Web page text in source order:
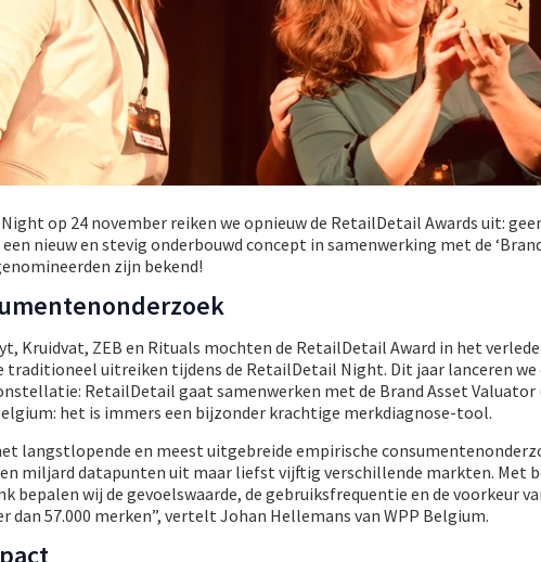
op 24 november reiken we opnieuw de RetailDetail Awards uit:
nieuw en stevig onderbouwd concept in samenwerking met de
zijn bekend!
Kruidvat, ZEB en Rituals mochten de RetailDetail Award in het
traditioneel uitreiken tijdens de RetailDetail Night. Dit jaar lanceren we
RetailDetail gaat samenwerken met de Brand Asset Valuator
het is immers een bijzonder krachtige merkdiagnose-tool.
langstlopende en meest uitgebreide empirische
miljard datapunten uit maar liefst vijftig verschillende markten. Met
bepalen wij de gevoelswaarde, de gebruiksfrequentie en de voorkeur
dan 57.000 merken”, vertelt Johan Hellemans van WPP Belgium.